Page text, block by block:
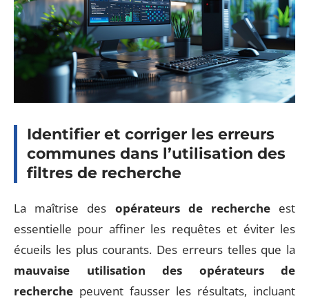
Identifier et corriger les erreurs
communes dans l’utilisation des
filtres de recherche
La maîtrise des opérateurs de rechercheest
essentielle pour affiner les requêtes et éviter les
écueils les plus courants. Des erreurs telles que la
mauvaise utilisation des opérateurs de
recherche peuvent fausser les résultats, incluant